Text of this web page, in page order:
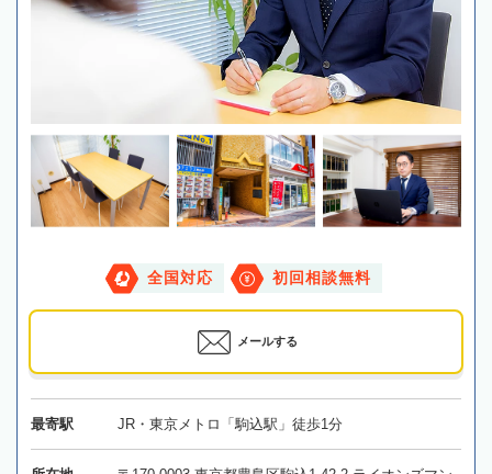
全国対応 初回相談無料
メールする
最寄駅 JR・東京メトロ「駒込駅」徒歩1分